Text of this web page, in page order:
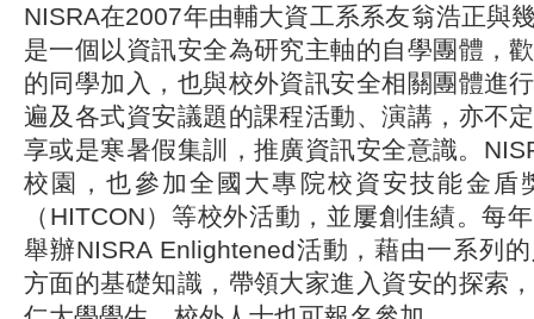
NISRA在2007年由輔大資工系系友翁浩正與
是一個以資訊安全為研究主軸的自學團體，
的同學加入，也與校外資訊安全相關團體進
遍及各式資安議題的課程活動、演講，亦不
享或是寒暑假集訓，推廣資訊安全意識。
校園，也參加全國大專院校資安技能金盾
（HITCON）等校外活動，並屢創佳績。每
舉辦NISRA Enlightened活動，藉由一系列
方面的基礎知識，帶領大家進入資安的探索